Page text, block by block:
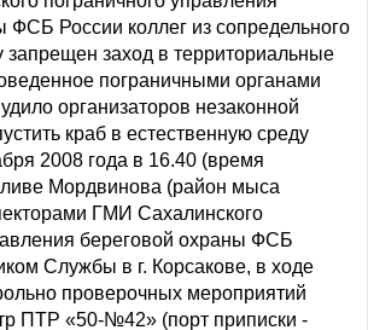
ФСБ России коллег из сопредельного
запрещен заход в территориальные
пограничными органами
организаторов незаконной
краб в естественную среду
2008 года в 16.40 (время
Мордвинова (район мыса
ГМИ Сахалинского
береговой охраны ФСБ
Службы в г. Корсакове, в ходе
проверочных мероприятий
ПТР «50-№42» (порт приписки -